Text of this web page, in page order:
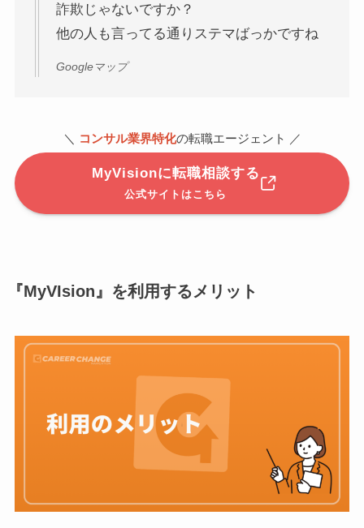
詐欺じゃないですか？
他の人も言ってる通りステマばっかですね
Googleマップ
＼ コンサル業界特化の転職エージェント ／
MyVisionに転職相談する
公式サイトはこちら
『MyVIsion』を利用するメリット